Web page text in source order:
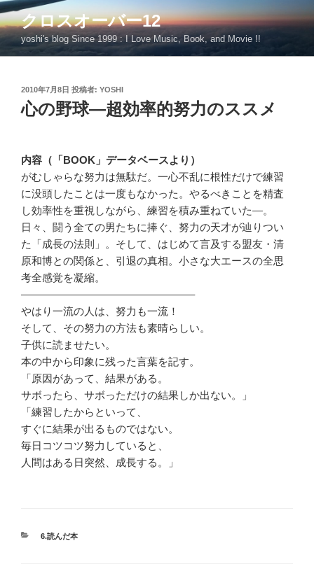
コ
ン
テ
ン
クロスオーバー12
yoshi's blog Since 1999 : I Love Music, Book, and Movie !!
投
稿
日:
2010年7月8日 投稿者: YOSHI
心の野球―超効率的努力のススメ
内容（「BOOK」データベースより）
がむしゃらな努力は無駄だ。一心不乱に根性だけで練習
に没頭したことは一度もなかった。やるべきことを精査
し効率性を重視しながら、練習を積み重ねていた―。
日々、闘う全ての男たちに捧ぐ、努力の天才が辿りつい
た「成長の法則」。そして、はじめて言及する盟友・清
原和博との関係と、引退の真相。小さな大エースの全思
考全感覚を凝縮。
————————————————–
やはり一流の人は、努力も一流！
そして、その努力の方法も素晴らしい。
子供に読ませたい。
本の中から印象に残った言葉を記す。
「原因があって、結果がある。
サボったら、サボっただけの結果しか出ない。」
「練習したからといって、
すぐに結果が出るものではない。
毎日コツコツ努力していると、
人間はある日突然、成長する。」
カ
6.読んだ本